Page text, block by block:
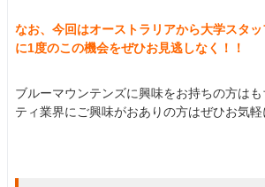
なお、今回はオーストラリアから大学スタ
に1度のこの機会をぜひお見逃しなく！！
ブルーマウンテンズに興味をお持ちの方は
ティ業界にご興味がおありの方はぜひお気軽